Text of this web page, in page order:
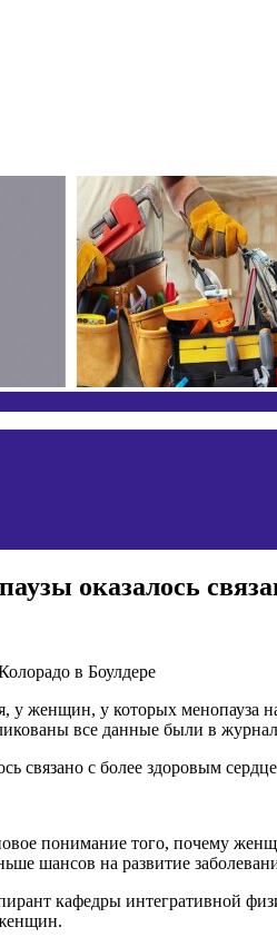
оказалось
в Боулдере
у женщин, у которых
все данные были в
понимание того, почему
шансов на развитие
кафедры интегративной